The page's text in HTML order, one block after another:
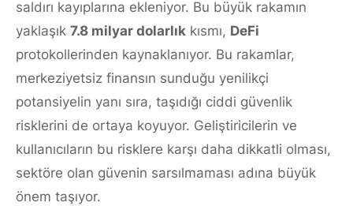
saldırı kayıplarına ekleniyor. Bu büyük rakamın
yaklaşık 7.8 milyar dolarlık kısmı, DeFi
protokollerinden kaynaklanıyor. Bu rakamlar,
merkeziyetsiz finansın sunduğu yenilikçi
potansiyelin yanı sıra, taşıdığı ciddi güvenlik
risklerini de ortaya koyuyor. Geliştiricilerin ve
kullanıcıların bu risklere karşı daha dikkatli olması,
sektöre olan güvenin sarsılmaması adına büyük
önem taşıyor.